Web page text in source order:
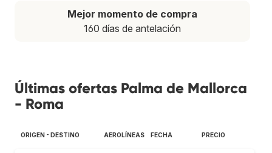
Mejor momento de compra
160 días de antelación
Últimas ofertas Palma de Mallorca
- Roma
ORIGEN - DESTINO AEROLÍNEAS FECHA PRECIO